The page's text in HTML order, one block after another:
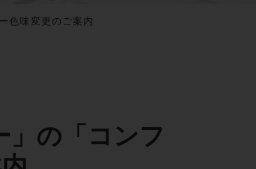
色味変更のご案内
」の「コンフ